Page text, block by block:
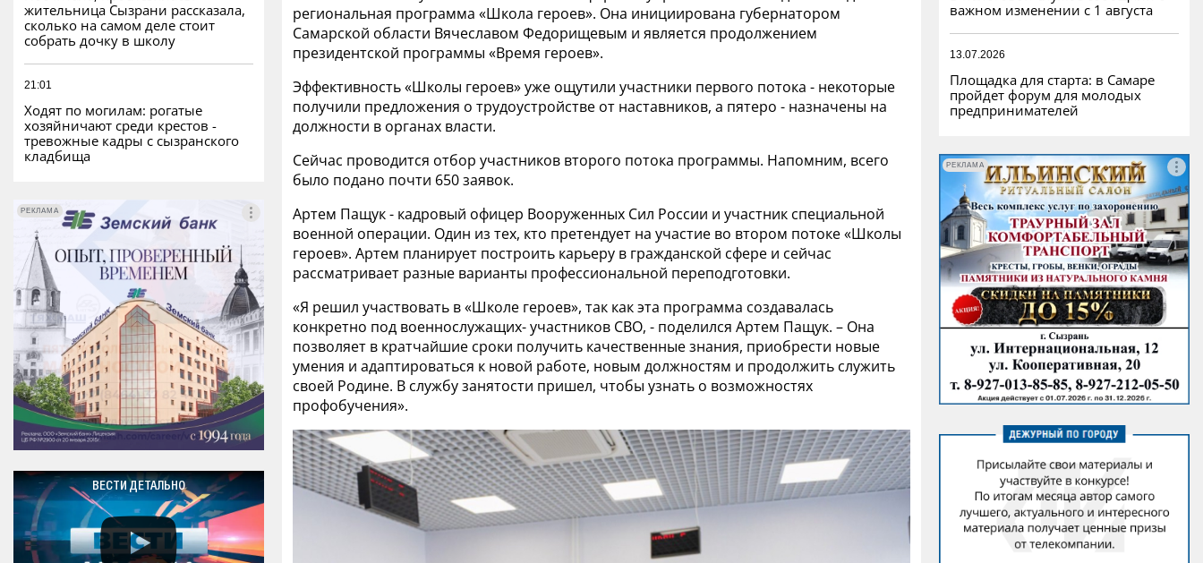
жительница Сызрани рассказала,
сколько на самом деле стоит
собрать дочку в школу
21:01
Ходят по могилам: рогатые
хозяйничают среди крестов -
тревожные кадры с сызранского
кладбища
РЕКЛАМА
РЕКЛАМА
ВЕСТИ ДЕТАЛЬНО
региональная программа «Школа героев». Она инициирована губернатором
Самарской области Вячеславом Федорищевым и является продолжением
президентской программы «Время героев».
Эффективность «Школы героев» уже ощутили участники первого потока - некоторые
получили предложения о трудоустройстве от наставников, а пятеро - назначены на
должности в органах власти.
Сейчас проводится отбор участников второго потока программы. Напомним, всего
было подано почти 650 заявок.
Артем Пащук - кадровый офицер Вооруженных Сил России и участник специальной
военной операции. Один из тех, кто претендует на участие во втором потоке «Школы
героев». Артем планирует построить карьеру в гражданской сфере и сейчас
рассматривает разные варианты профессиональной переподготовки.
«Я решил участвовать в «Школе героев», так как эта программа создавалась
конкретно под военнослужащих- участников СВО, - поделился Артем Пащук. – Она
позволяет в кратчайшие сроки получить качественные знания, приобрести новые
умения и адаптироваться к новой работе, новым должностям и продолжить служить
своей Родине. В службу занятости пришел, чтобы узнать о возможностях
профобучения».
важном изменении с 1 августа
13.07.2026
Площадка для старта: в Самаре
пройдет форум для молодых
предпринимателей
РЕКЛАМА